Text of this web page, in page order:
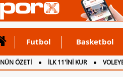
Futbol Basketbol
ÖZETİ İLK 11'İNİ KUR
ANLATIM
İNGİLTERE